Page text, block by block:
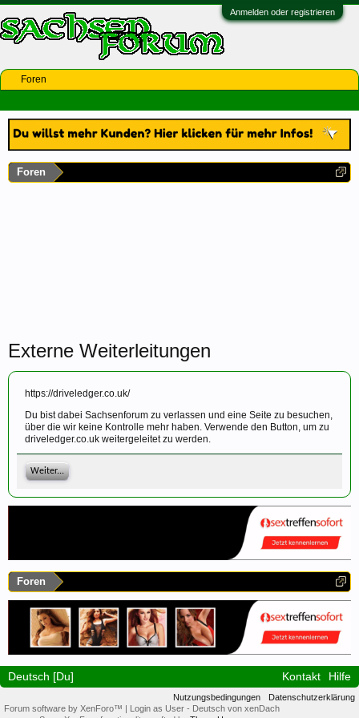
Anmelden oder registrieren
Foren
Externe Weiterleitungen
https://driveledger.co.uk/
Du bist dabei Sachsenforum zu verlassen und eine Seite zu besuchen,
über die wir keine Kontrolle mehr haben. Verwende den Button, um zu
driveledger.co.uk weitergeleitet zu werden.
Weiter...
Foren
Foren
Deutsch [Du] Kontakt Hilfe
Nutzungsbedingungen
Datenschutzerklärung
Forum software by XenForo™ | Login as User - Deutsch von xenDach